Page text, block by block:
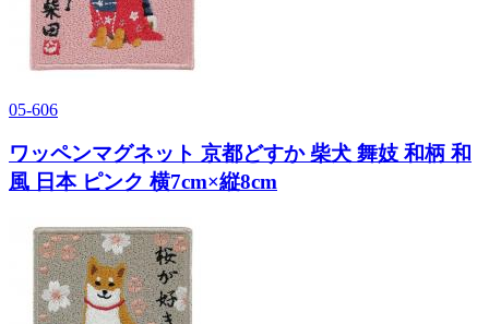
05-606
ワッペンマグネット 京都どすか 柴犬 舞妓 和柄 和
風 日本 ピンク 横7cm×縦8cm